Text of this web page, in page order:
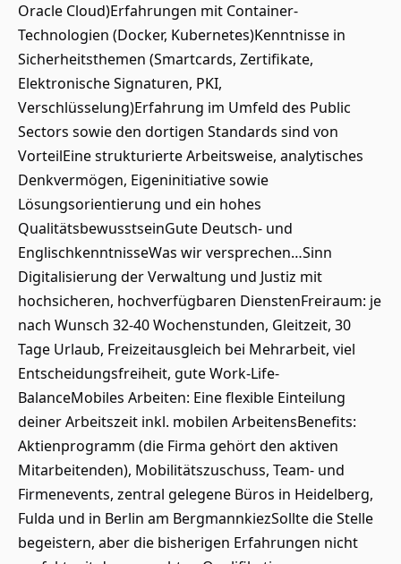
Oracle Cloud)Erfahrungen mit Container-
Technologien (Docker, Kubernetes)Kenntnisse in
Sicherheitsthemen (Smartcards, Zertifikate,
Elektronische Signaturen, PKI,
Verschlüsselung)Erfahrung im Umfeld des Public
Sectors sowie den dortigen Standards sind von
VorteilEine strukturierte Arbeitsweise, analytisches
Denkvermögen, Eigeninitiative sowie
Lösungsorientierung und ein hohes
QualitätsbewusstseinGute Deutsch- und
EnglischkenntnisseWas wir versprechen…Sinn
Digitalisierung der Verwaltung und Justiz mit
hochsicheren, hochverfügbaren DienstenFreiraum: je
nach Wunsch 32-40 Wochenstunden, Gleitzeit, 30
Tage Urlaub, Freizeitausgleich bei Mehrarbeit, viel
Entscheidungsfreiheit, gute Work-Life-
BalanceMobiles Arbeiten: Eine flexible Einteilung
deiner Arbeitszeit inkl. mobilen ArbeitensBenefits:
Aktienprogramm (die Firma gehört den aktiven
Mitarbeitenden), Mobilitätszuschuss, Team- und
Firmenevents, zentral gelegene Büros in Heidelberg,
Fulda und in Berlin am BergmannkiezSollte die Stelle
begeistern, aber die bisherigen Erfahrungen nicht